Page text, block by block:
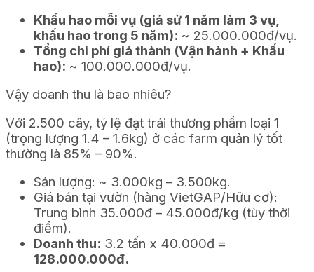
Khấu hao mỗi vụ (giả sử 1 năm làm 3 vụ,
khấu hao trong 5 năm): ~ 25.000.000đ/vụ.
Tổng chi phí giá thành (Vận hành + Khấu
hao): ~ 100.000.000đ/vụ.
Vậy doanh thu là bao nhiêu?
Với 2.500 cây, tỷ lệ đạt trái thương phẩm loại 1
(trọng lượng 1.4 – 1.6kg) ở các farm quản lý tốt
thường là 85% – 90%.
Sản lượng: ~ 3.000kg – 3.500kg.
Giá bán tại vườn (hàng VietGAP/Hữu cơ):
Trung bình 35.000đ – 45.000đ/kg (tùy thời
điểm).
Doanh thu: 3.2 tấn x 40.000đ =
128.000.000đ.